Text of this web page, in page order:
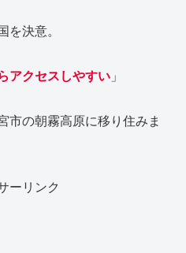
決意。
アクセスしやすい 」
市の朝霧高原に移り住みま
ーリンク